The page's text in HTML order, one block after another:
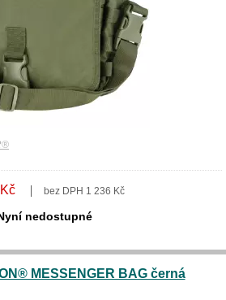
bez DPH 1 236 Kč
nedostupné
MESSENGER BAG černá